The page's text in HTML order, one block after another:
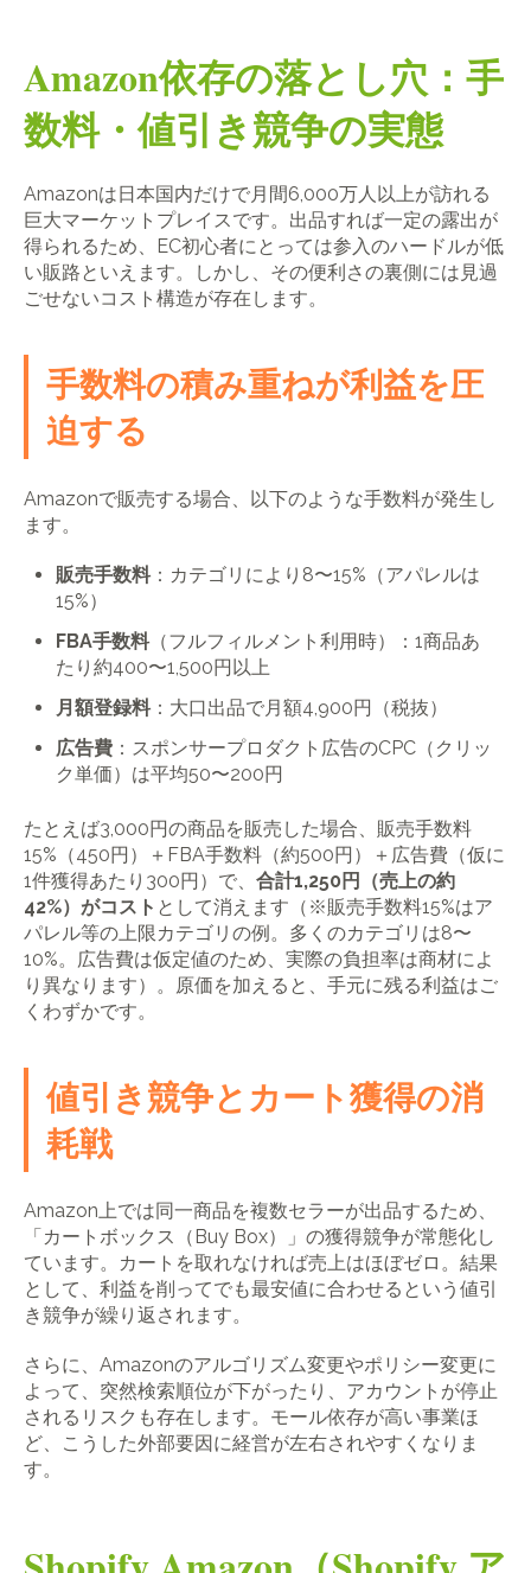
Amazon依存の落とし穴：手
数料・値引き競争の実態
Amazonは日本国内だけで月間6,000万人以上が訪れる
巨大マーケットプレイスです。出品すれば一定の露出が
得られるため、EC初心者にとっては参入のハードルが低
い販路といえます。しかし、その便利さの裏側には見過
ごせないコスト構造が存在します。
手数料の積み重ねが利益を圧
迫する
Amazonで販売する場合、以下のような手数料が発生し
ます。
販売手数料：カテゴリにより8〜15%（アパレルは
15%）
FBA手数料（フルフィルメント利用時）：1商品あ
たり約400〜1,500円以上
月額登録料：大口出品で月額4,900円（税抜）
広告費 ：スポンサープロダクト広告のCPC（クリッ
ク単価）は平均50〜200円
たとえば3,000円の商品を販売した場合、販売手数料
15%（450円）＋FBA手数料（約500円）＋広告費（仮に
1件獲得あたり300円）で、 合計1,250円（売上の約
42%）がコスト として消えます（※販売手数料15%はア
パレル等の上限カテゴリの例。多くのカテゴリは8〜
10%。広告費は仮定値のため、実際の負担率は商材によ
り異なります）。原価を加えると、手元に残る利益はご
くわずかです。
値引き競争とカート獲得の消
耗戦
Amazon上では同一商品を複数セラーが出品するため、
「カートボックス（Buy Box）」の獲得競争が常態化し
ています。カートを取れなければ売上はほぼゼロ。結果
として、利益を削ってでも最安値に合わせるという値引
き競争が繰り返されます。
さらに、Amazonのアルゴリズム変更やポリシー変更に
よって、突然検索順位が下がったり、アカウントが停止
されるリスクも存在します。モール依存が高い事業ほ
ど、こうした外部要因に経営が左右されやすくなりま
す。